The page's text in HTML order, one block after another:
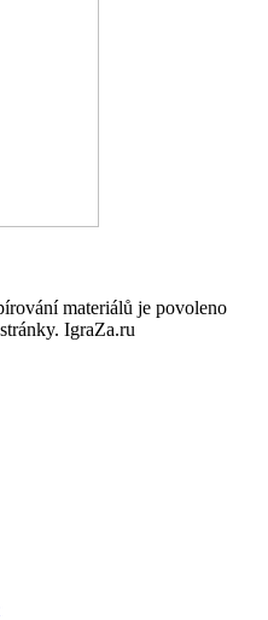
materiálů je povoleno
IgraZa.ru